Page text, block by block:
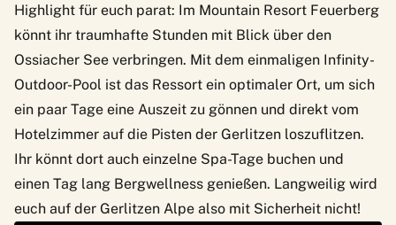
Highlight für euch parat: Im Mountain Resort Feuerberg
könnt ihr traumhafte Stunden mit Blick über den
Ossiacher See verbringen. Mit dem einmaligen Infinity-
Outdoor-Pool ist das Ressort ein optimaler Ort, um sich
ein paar Tage eine Auszeit zu gönnen und direkt vom
Hotelzimmer auf die Pisten der Gerlitzen loszuflitzen.
Ihr könnt dort auch einzelne Spa-Tage buchen und
einen Tag lang Bergwellness genießen. Langweilig wird
euch auf der Gerlitzen Alpe also mit Sicherheit nicht!